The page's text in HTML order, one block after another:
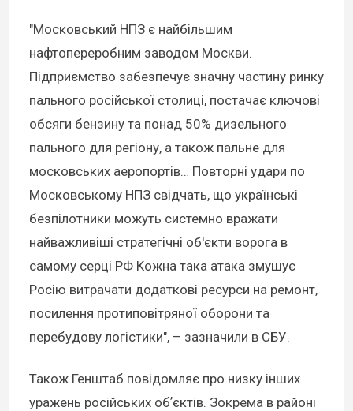
"Московський НПЗ є найбільшим
нафтопереробним заводом Москви.
Підприємство забезпечує значну частину ринку
пального російської столиці, постачає ключові
обсяги бензину та понад 50% дизельного
пального для регіону, а також пальне для
московських аеропортів… Повторні удари по
Московському НПЗ свідчать, що українські
безпілотники можуть системно вражати
найважливіші стратегічні об'єкти ворога в
самому серці РФ Кожна така атака змушує
Росію витрачати додаткові ресурси на ремонт,
посилення протиповітряної оборони та
перебудову логістики", – зазначили в СБУ.
Також Генштаб повідомляє про низку інших
уражень російських обʼєктів. Зокрема в районі